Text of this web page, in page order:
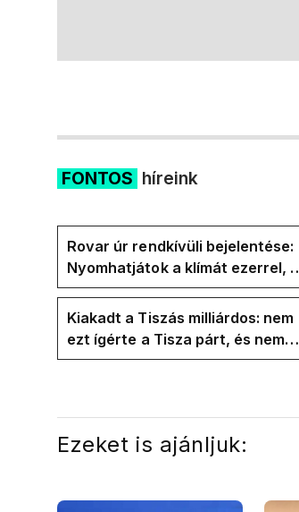
FONTOS híreink
Rovar úr rendkívüli bejelentése:
Nyomhatjátok a klímát ezerrel, a
hűtőket letekerhetitek, vége az
energiaválságnak
Kiakadt a Tiszás milliárdos: nem
ezt ígérte a Tisza párt, és nem
ezt ígérte Magyar Péter a
Ezeket is ajánljuk: